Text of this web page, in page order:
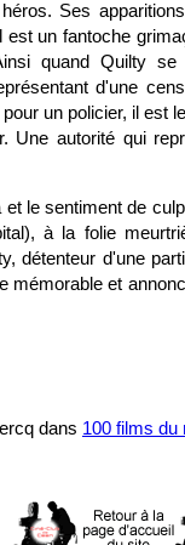
Ses
un fantoche
quand Quilty
d'une
un policier, il est
Une autorité qui
le sentiment de
à la folie
détenteur d'une
mémorable et
dans 100 films du